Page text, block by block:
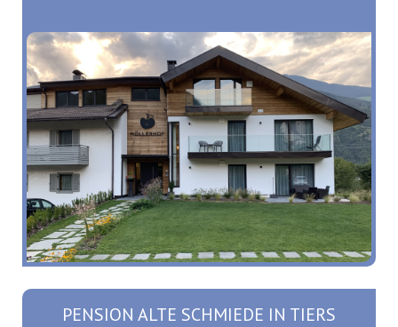
PENSION ALTE SCHMIEDE IN TIERS